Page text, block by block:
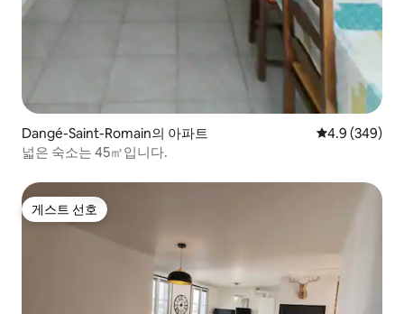
Dangé-Saint-Romain의 아파트 평점 4.9점(5
4.9 (349)
넓은 숙소는 45㎡입니다.
게스트 선호
게스트 선호